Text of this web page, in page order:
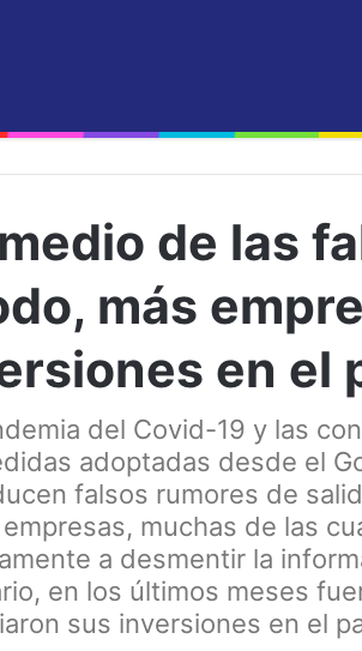
de las
más
en el
del Covid-19 y las
adoptadas desde el
falsos rumores de
muchas de las
a desmentir la
en los últimos meses
sus inversiones en el